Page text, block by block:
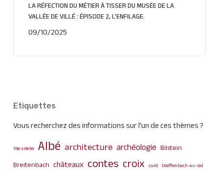
LA RÉFECTION DU MÉTIER À TISSER DU MUSÉE DE LA
VALLÉE DE VILLÉ : ÉPISODE 2, L’ENFILAGE.
09/10/2025
Etiquettes
Vous recherchez des informations sur l'un de ces thèmes ?
19e siècle Albé architecture archéologie Bilstein
Breitenbach châteaux contes croix curé Dieffenbach-au-Val